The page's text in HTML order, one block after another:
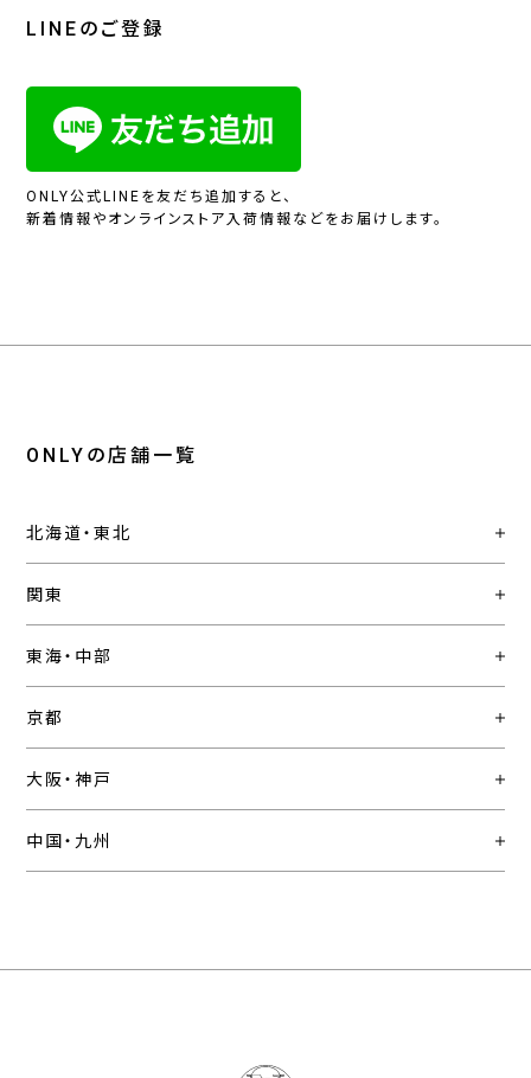
LINEのご登録
ONLY公式LINEを友だち追加すると、
新着情報やオンラインストア入荷情報などをお届けします。
ONLYの店舗一覧
北海道・東北
関東
東海・中部
京都
大阪・神戸
中国・九州